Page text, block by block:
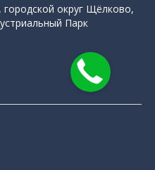
округ Щёлково,
Парк